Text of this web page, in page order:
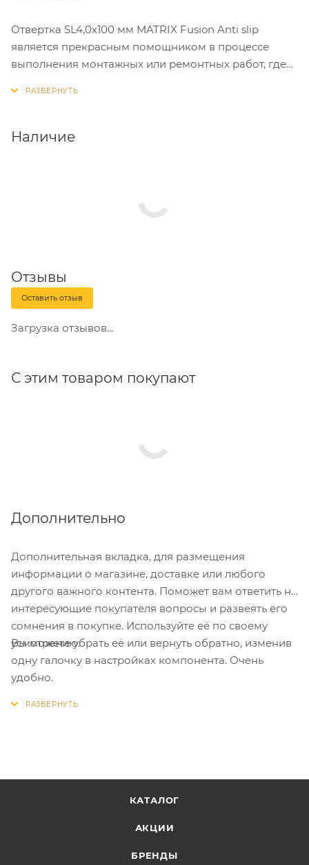
Отвертка SL4,0х100 мм MATRIX Fusion Anti slip
является прекрасным помощником в процессе
выполнения монтажных или ремонтных работ, где
специально по форме ладони, а также стальным
Наличие
Отзывы
Оставить отзыв
Загрузка отзывов...
С этим товаром покупают
Дополнительно
Дополнительная вкладка, для размещения
информации о магазине, доставке или любого
другого важного контента. Поможет вам ответить на
интересующие покупателя вопросы и развеять его
сомнения в покупке. Используйте её по своему
усмотрению.
Вы можете убрать её или вернуть обратно, изменив
одну галочку в настройках компонента. Очень
удобно.
КАТАЛОГ
АКЦИИ
БРЕНДЫ